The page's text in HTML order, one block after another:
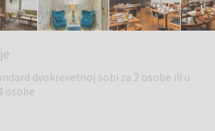
dvokrevetnoj sobi za 2 osobe ili u
osobe